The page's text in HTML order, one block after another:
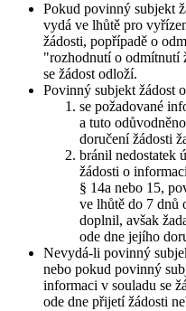
Pokud povinný subjekt
vydá ve lhůtě pro
žádosti, popřípadě o
"rozhodnutí o odmítnutí
se žádost odloží.
Povinný subjekt žádost
se požadované
a tuto
doručení žádosti
bránil nedostatek
žádosti o
§ 14a nebo 15,
ve lhůtě do 7 dnů
doplnil, avšak
ode dne jejího
Nevydá-li povinný
nebo pokud povinný
informaci v souladu se
ode dne přijetí žádosti